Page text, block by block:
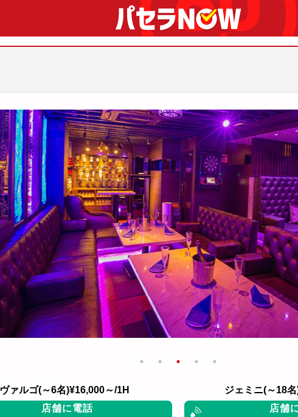
ヴァルゴ(～6名)¥16,000～/1H
店舗に電話
ジェミニ(～18
店舗